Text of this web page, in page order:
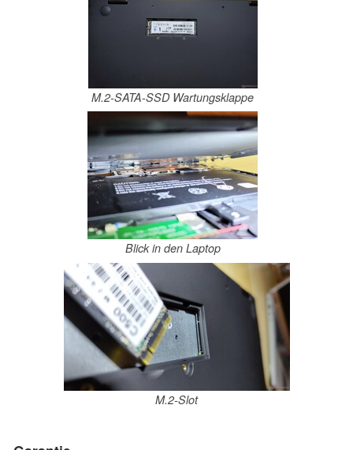
M.2-SATA-SSD Wartungsklappe
Blick in den Laptop
M.2-Slot